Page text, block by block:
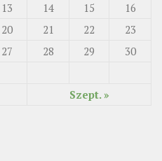
Szept. »
13 14 15
16
20 21 22
23
27 28 29
30